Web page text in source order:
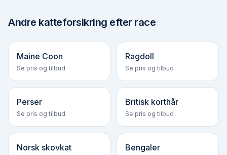
Andre katteforsikring efter race
Maine Coon
Se pris og tilbud
Ragdoll
Se pris og tilbud
Perser
Se pris og tilbud
Britisk korthår
Se pris og tilbud
Norsk skovkat Bengaler